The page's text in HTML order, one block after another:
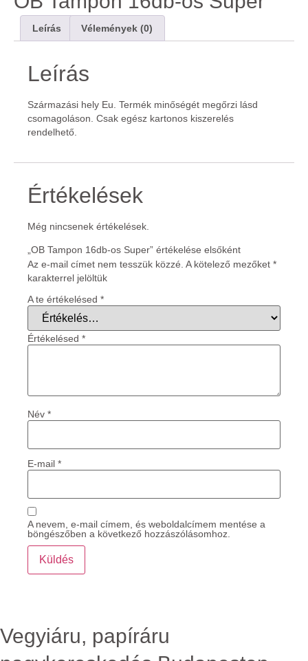
Leírás Vélemények (0)
Leírás
Származási hely Eu. Termék minőségét megőrzi lásd
csomagoláson. Csak egész kartonos kiszerelés
rendelhető.
Értékelések
Még nincsenek értékelések.
„OB Tampon 16db-os Super” értékelése elsőként
Az e-mail címet nem tesszük közzé. A kötelező mezőket *
karakterrel jelöltük
A te értékelésed *
Értékelésed *
Név *
E-mail *
A nevem, e-mail címem, és weboldalcímem mentése a
böngészőben a következő hozzászólásomhoz.
Vegyiáru, papíráru